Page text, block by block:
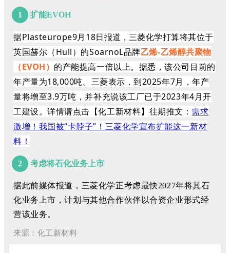
1 扩能EVOH
据Plasteurope9月18日报道 ， 三菱化学打算将其位于
英国赫尔（Hull）的SoarnoL品牌乙烯-乙烯醇共聚物
（EVOH） 的产能提高一倍以上。据悉，该公司目前的
年产量为18,000吨。三菱表示，到2025年7月，年产
量将增至3.9万吨，并补充说该工厂已于2023年4月开
工建设。详情请点击【化工新材料】往期推文： 需求
激增！我国被“卡脖子”！三菱化学宣布扩能这一新材
料！
2 考虑将石化业务上市
据此前媒体报道，三菱化学正考虑最快2027年将其石
化业务上市，计划与其他合作伙伴以合资企业形式经
营该业务。
来源：化工新材料